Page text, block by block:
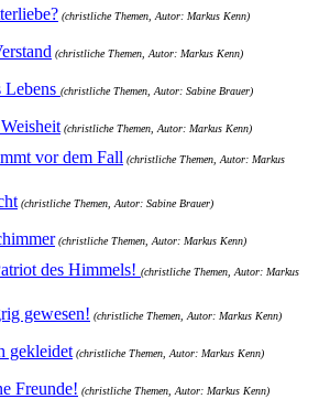
(christliche Themen, Autor: Markus Kenn)
(christliche Themen, Autor: Markus Kenn)
Lebens (christliche Themen, Autor: Sabine Brauer)
(christliche Themen, Autor: Markus Kenn)
vor dem Fall (christliche Themen, Autor: Markus
(christliche Themen, Autor: Sabine Brauer)
(christliche Themen, Autor: Markus Kenn)
des Himmels! (christliche Themen, Autor: Markus
gewesen! (christliche Themen, Autor: Markus Kenn)
gekleidet (christliche Themen, Autor: Markus Kenn)
Freunde! (christliche Themen, Autor: Markus Kenn)